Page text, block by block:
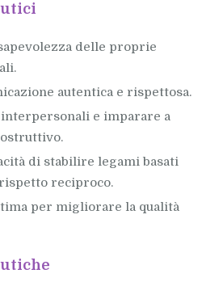
delle proprie
autentica e rispettosa.
e imparare a
di stabilire legami basati
reciproco.
per migliorare la qualità